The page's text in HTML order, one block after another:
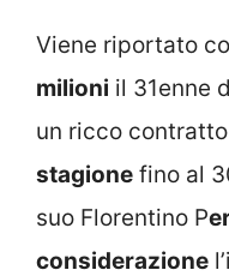
Viene riportato
milioni il 31enne
un ricco
stagione fino al
suo Florentino P
considerazione